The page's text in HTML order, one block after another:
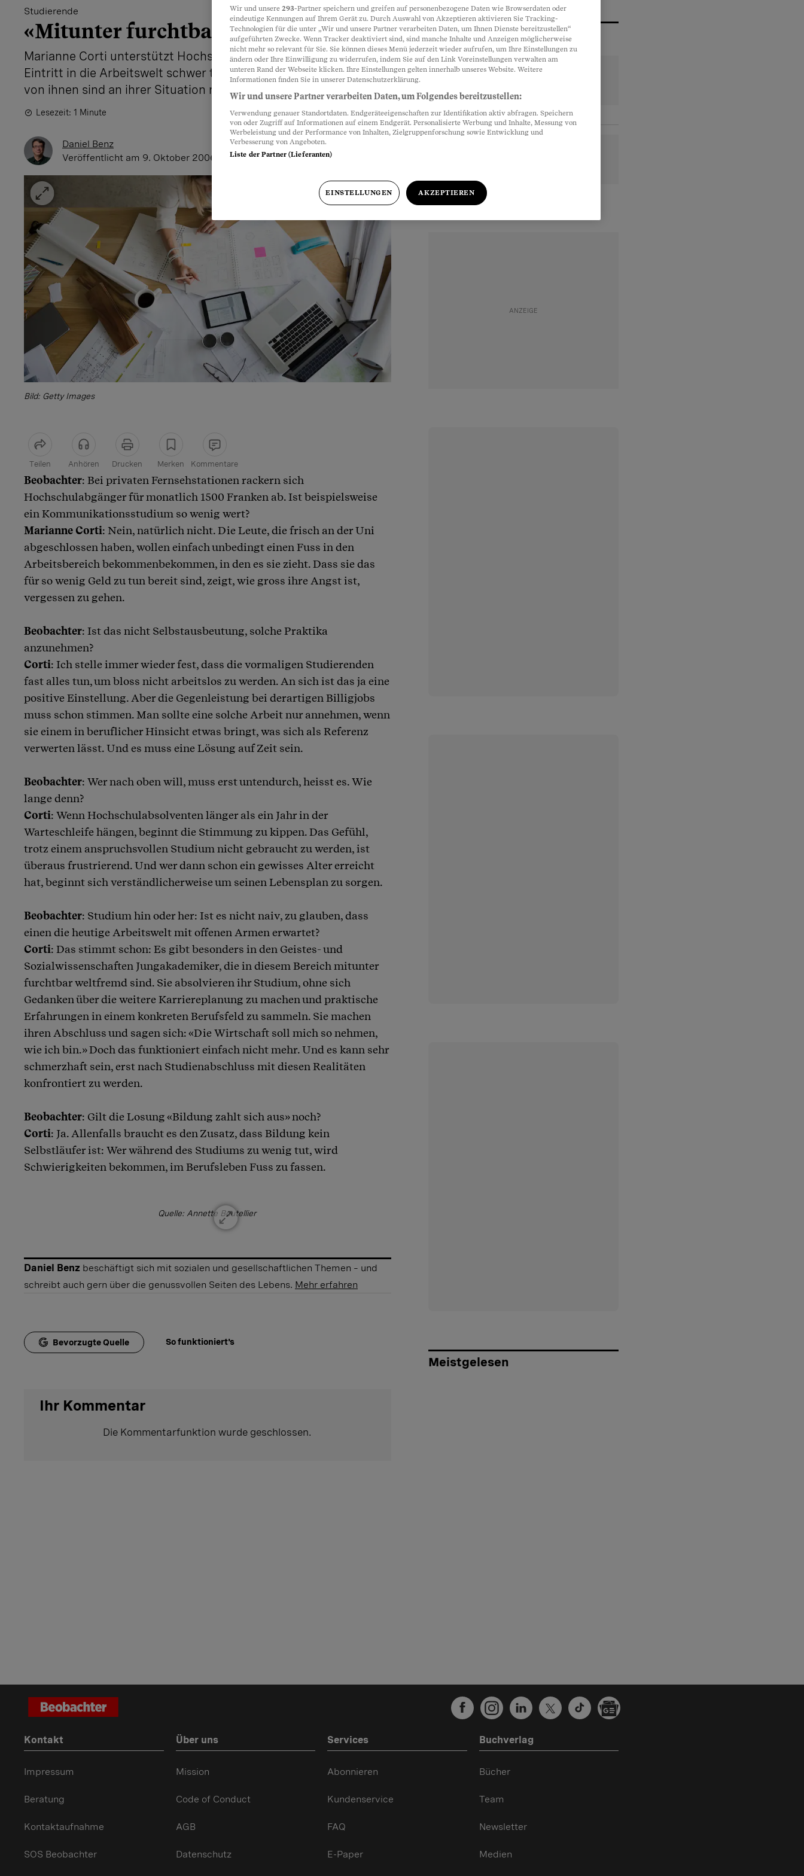
Studierende
«Mitunter furchtbar weltfremd»
Marianne Corti unterstützt Hochschulabgänger, die sich mit dem
Eintritt in die Arbeitswelt schwer tun. Dabei stellt sie fest: Viele
von ihnen sind an ihrer Situation nicht ganz unschuldig.
Lesezeit: 1 Minute
Daniel Benz
Veröffentlicht am 9. Oktober 2006 - 12:07 Uhr
Bild: Getty Images
Teilen Anhören Drucken Merken Kommentare
Artikel teilen
Beobachter: Bei privaten Fernsehstationen rackern sich
Hochschulabgänger für monatlich 1500 Franken ab. Ist beispielsweise
ein Kommunikationsstudium so wenig wert?
Marianne Corti: Nein, natürlich nicht. Die Leute, die frisch an der Uni
abgeschlossen haben, wollen einfach unbedingt einen Fuss in den
Arbeitsbereich bekommenbekommen, in den es sie zieht. Dass sie das
für so wenig Geld zu tun bereit sind, zeigt, wie gross ihre Angst ist,
vergessen zu gehen.
Beobachter: Ist das nicht Selbstausbeutung, solche Praktika
anzunehmen?
Corti: Ich stelle immer wieder fest, dass die vormaligen Studierenden
fast alles tun, um bloss nicht arbeitslos zu werden. An sich ist das ja eine
positive Einstellung. Aber die Gegenleistung bei derartigen Billigjobs
muss schon stimmen. Man sollte eine solche Arbeit nur annehmen, wenn
sie einem in beruflicher Hinsicht etwas bringt, was sich als Referenz
verwerten lässt. Und es muss eine Lösung auf Zeit sein.
Beobachter: Wer nach oben will, muss erst untendurch, heisst es. Wie
lange denn?
Corti: Wenn Hochschulabsolventen länger als ein Jahr in der
Warteschleife hängen, beginnt die Stimmung zu kippen. Das Gefühl,
trotz einem anspruchsvollen Studium nicht gebraucht zu werden, ist
überaus frustrierend. Und wer dann schon ein gewisses Alter erreicht
hat, beginnt sich verständlicherweise um seinen Lebensplan zu sorgen.
Beobachter: Studium hin oder her: Ist es nicht naiv, zu glauben, dass
einen die heutige Arbeitswelt mit offenen Armen erwartet?
Corti: Das stimmt schon: Es gibt besonders in den Geistes- und
Sozialwissenschaften Jungakademiker, die in diesem Bereich mitunter
furchtbar weltfremd sind. Sie absolvieren ihr Studium, ohne sich
Gedanken über die weitere Karriereplanung zu machen und praktische
Erfahrungen in einem konkreten Berufsfeld zu sammeln. Sie machen
ihren Abschluss und sagen sich: «Die Wirtschaft soll mich so nehmen,
wie ich bin.» Doch das funktioniert einfach nicht mehr. Und es kann sehr
schmerzhaft sein, erst nach Studienabschluss mit diesen Realitäten
konfrontiert zu werden.
Beobachter: Gilt die Losung «Bildung zahlt sich aus» noch?
Corti: Ja. Allenfalls braucht es den Zusatz, dass Bildung kein
Selbstläufer ist: Wer während des Studiums zu wenig tut, wird
Schwierigkeiten bekommen, im Berufsleben Fuss zu fassen.
Quelle: Annette Boutellier
Daniel Benz beschäftigt sich mit sozialen und gesellschaftlichen Themen – und
schreibt auch gern über die genussvollen Seiten des Lebens. Mehr erfahren
Bevorzugte Quelle So funktioniert's
Ihr Kommentar
Die Kommentarfunktion wurde geschlossen.
Partnerinhalte
Meistgelesen
Kontakt
Impressum
Beratung
Kontaktaufnahme
SOS Beobachter
Über uns
Mission
Code of Conduct
AGB
Datenschutz
Services
Abonnieren
Kundenservice
FAQ
E-Paper
Buchverlag
Bücher
Team
Newsletter
Medien
Wir und unsere 293-Partner speichern und greifen auf personenbezogene Daten wie Browserdaten oder
eindeutige Kennungen auf Ihrem Gerät zu. Durch Auswahl von Akzeptieren aktivieren Sie Tracking-
Technologien für die unter „Wir und unsere Partner verarbeiten Daten, um Ihnen Dienste bereitzustellen“
aufgeführten Zwecke. Wenn Tracker deaktiviert sind, sind manche Inhalte und Anzeigen möglicherweise
nicht mehr so relevant für Sie. Sie können dieses Menü jederzeit wieder aufrufen, um Ihre Einstellungen zu
ändern oder Ihre Einwilligung zu widerrufen, indem Sie auf den Link Voreinstellungen verwalten am
unteren Rand der Webseite klicken. Ihre Einstellungen gelten innerhalb unseres Website. Weitere
Informationen finden Sie in unserer Datenschutzerklärung.
Wir und unsere Partner verarbeiten Daten, um Folgendes bereitzustellen:
Verwendung genauer Standortdaten. Endgeräteeigenschaften zur Identifikation aktiv abfragen. Speichern
von oder Zugriff auf Informationen auf einem Endgerät. Personalisierte Werbung und Inhalte, Messung von
Werbeleistung und der Performance von Inhalten, Zielgruppenforschung sowie Entwicklung und
Verbesserung von Angeboten.
Liste der Partner (Lieferanten)
EINSTELLUNGEN AKZEPTIEREN